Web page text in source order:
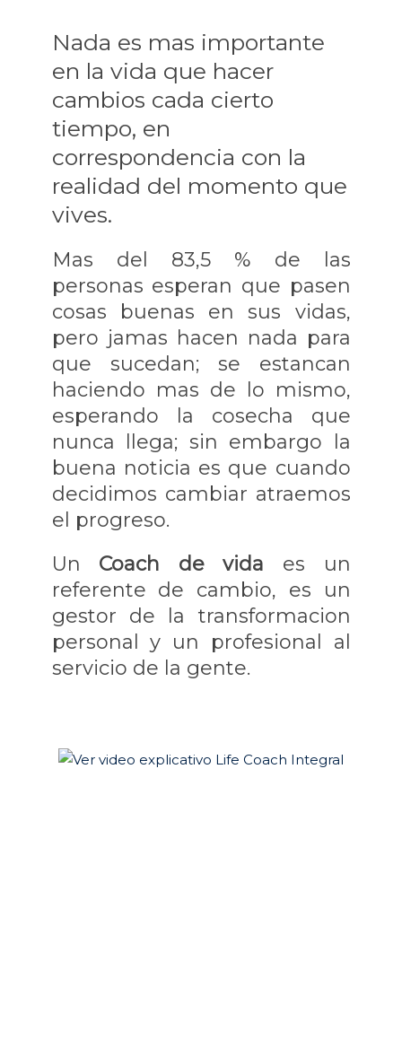
Nada es mas importante
en la vida que hacer
cambios cada cierto
tiempo, en
correspondencia con la
realidad del momento que
vives.
Mas del 83,5 % de las
personas esperan que pasen
cosas buenas en sus vidas,
pero jamas hacen nada para
que sucedan; se estancan
haciendo mas de lo mismo,
esperando la cosecha que
nunca llega; sin embargo la
buena noticia es que cuando
decidimos cambiar atraemos
el progreso.
Un Coach de vida es un
referente de cambio, es un
gestor de la transformacion
personal y un profesional al
servicio de la gente.